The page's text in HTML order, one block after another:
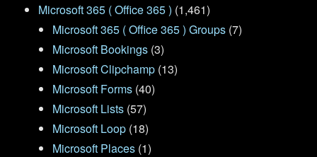
Microsoft 365 ( Office 365 ) (1,461)
Microsoft 365 ( Office 365 ) Groups (7)
Microsoft Bookings (3)
Microsoft Clipchamp (13)
Microsoft Forms (40)
Microsoft Lists (57)
Microsoft Loop (18)
Microsoft Places (1)